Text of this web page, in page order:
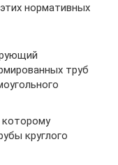
нормативных
труб
которому
круглого